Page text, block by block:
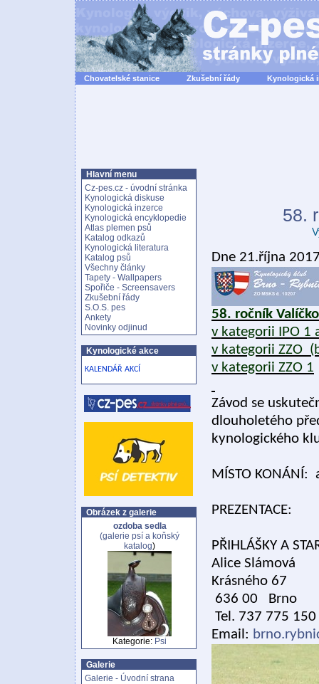
Chovatelské stanice Zkušební řády Kynologická
Hlavní menu
Cz-pes.cz - úvodní stránka
Kynologická diskuse
Kynologická inzerce
Kynologická encyklopedie
Atlas plemen psů
Katalog odkazů
Kynologická literatura
Katalog psů
Všechny články
Tapety - Wallpapers
Spořiče - Screensavers
Zkušební řády
S.O.S. pes
Ankety
Novinky odjinud
Kynologické akce
KALENDÁŘ AKCÍ
Obrázek z galerie
ozdoba sedla
(galerie psí a koňský
katalog)
Kategorie: Psi
Galerie
Galerie - Úvodní strana
58.
Dne 21.října
58. ročník
v kategorii IPO 1
v kategorii ZZO
v kategorii ZZO 1
Závod se
dlouholetého
kynologického
MÍSTO KONÁNÍ:
PREZENTACE:
PŘIHLÁŠKY A
Alice Slámová
Krásného 67
636 00 Brno
Tel. 737 775 150
Email: